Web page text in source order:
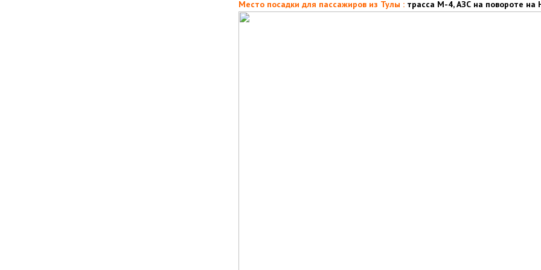
Место посадки для пассажиров из Тулы : трасса М-4, АЗС на повороте на